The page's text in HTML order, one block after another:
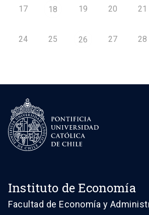
17 18 19 20 21
24 25 26 27 28
Instituto de Economía
Facultad de Economía y